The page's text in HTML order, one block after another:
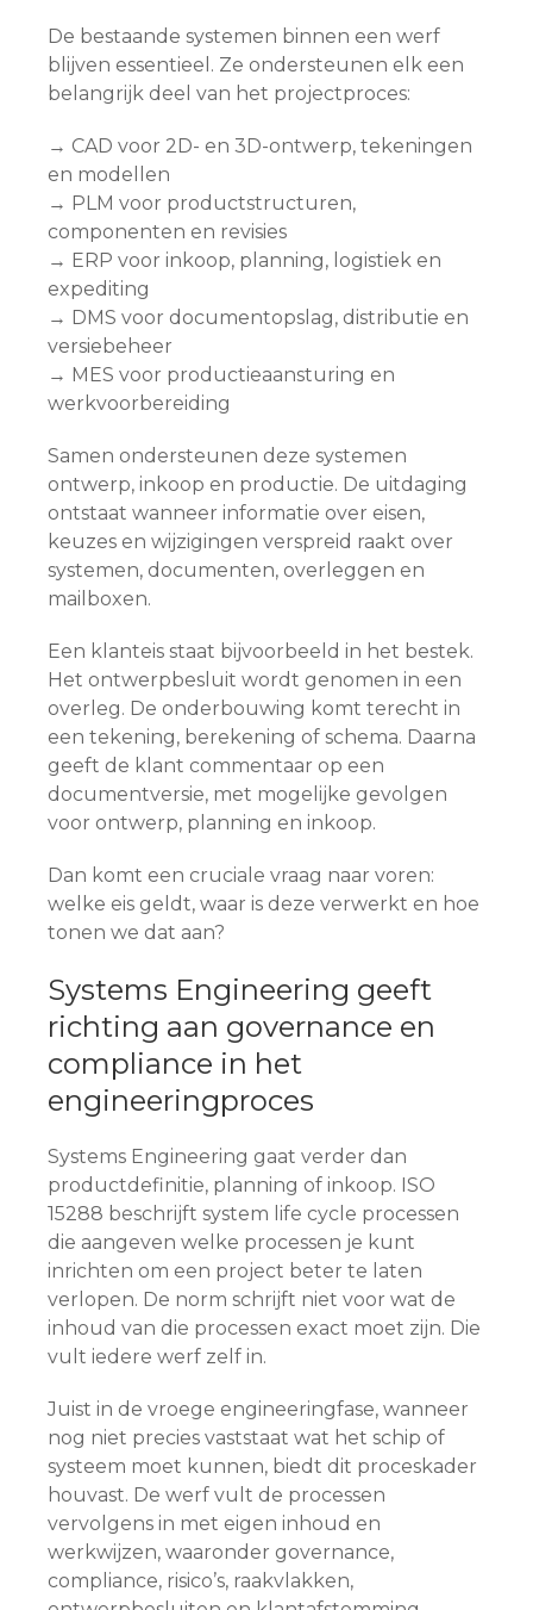
De bestaande systemen binnen een werf
blijven essentieel. Ze ondersteunen elk een
belangrijk deel van het projectproces:
→ CAD voor 2D- en 3D-ontwerp, tekeningen
en modellen
→ PLM voor productstructuren,
componenten en revisies
→ ERP voor inkoop, planning, logistiek en
expediting
→ DMS voor documentopslag, distributie en
versiebeheer
→ MES voor productieaansturing en
werkvoorbereiding
Samen ondersteunen deze systemen
ontwerp, inkoop en productie. De uitdaging
ontstaat wanneer informatie over eisen,
keuzes en wijzigingen verspreid raakt over
systemen, documenten, overleggen en
mailboxen.
Een klanteis staat bijvoorbeeld in het bestek.
Het ontwerpbesluit wordt genomen in een
overleg. De onderbouwing komt terecht in
een tekening, berekening of schema. Daarna
geeft de klant commentaar op een
documentversie, met mogelijke gevolgen
voor ontwerp, planning en inkoop.
Dan komt een cruciale vraag naar voren:
welke eis geldt, waar is deze verwerkt en hoe
tonen we dat aan?
Systems Engineering geeft
richting aan governance en
compliance in het
engineeringproces
Systems Engineering gaat verder dan
productdefinitie, planning of inkoop. ISO
15288 beschrijft system life cycle processen
die aangeven welke processen je kunt
inrichten om een project beter te laten
verlopen. De norm schrijft niet voor wat de
inhoud van die processen exact moet zijn. Die
vult iedere werf zelf in.
Juist in de vroege engineeringfase, wanneer
nog niet precies vaststaat wat het schip of
systeem moet kunnen, biedt dit proceskader
houvast. De werf vult de processen
vervolgens in met eigen inhoud en
werkwijzen, waaronder governance,
compliance, risico’s, raakvlakken,